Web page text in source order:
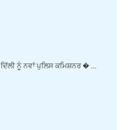
ਨੂੰ ਨਵਾਂ ਪੁਲਿਸ ਕਮਿਸ਼ਨਰ � ...